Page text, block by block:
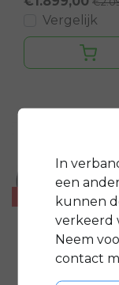
Vergelijk
- €200
Sensa
Livigno Evo
In
een
kunnen
verkeerd
Neem
contact